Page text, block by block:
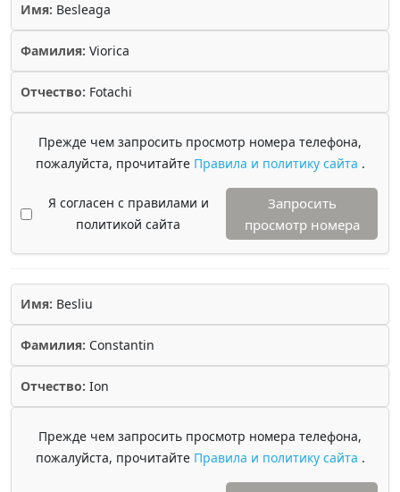
Имя: Besleaga
Фамилия: Viorica
Отчество: Fotachi
Прежде чем запросить просмотр номера телефона,
пожалуйста, прочитайте Правила и политику сайта .
Я согласен с правилами и
политикой сайта
Запросить
просмотр номера
Имя: Besliu
Фамилия: Constantin
Отчество: Ion
Прежде чем запросить просмотр номера телефона,
пожалуйста, прочитайте Правила и политику сайта .